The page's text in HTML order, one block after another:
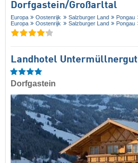
Dorfgastein/​Großarltal
Europa Oostenrijk Salzburger Land Pongau
Europa
Oostenrijk Salzburger Land Pongau
Landhotel Untermüllnergut
Dorfgastein